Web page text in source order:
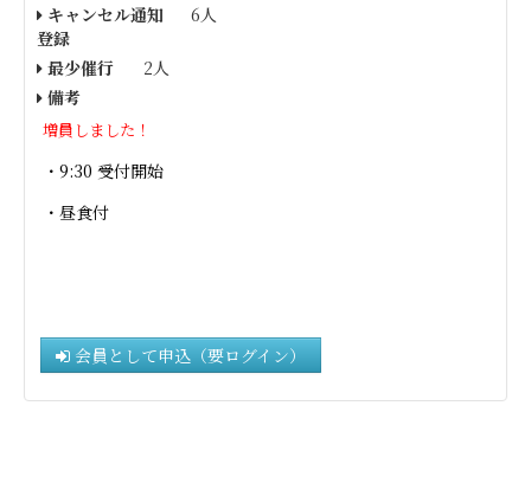
キャンセル通知
登録
6人
最少催行
2人
備考
増員しました！
・9:30 受付開始
・昼食付
会員として申込（要ログイン）